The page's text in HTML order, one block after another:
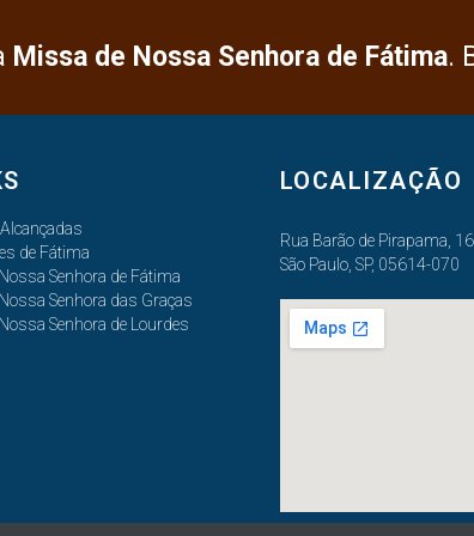
Missa de Nossa Senhora de Fátima.
de Fátima
Senhora de Fátima
Senhora das Graças
Senhora de Lourdes
LOCALIZAÇÃO
Rua Barão de Pirapama,
São Paulo, SP, 05614-070